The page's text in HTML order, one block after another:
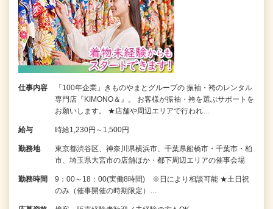
仕事内容
「100年企業」きものやまとグループの 振袖・袴のレンタル
専門店『KIMONO＆』。 お客様が振袖・袴を選ぶサポートを
お願いします。 ★店舗や周辺エリアで行われ…
給与 時給1,230円～1,500円
勤務地
東京都渋谷区、神奈川県横浜市、千葉県船橋市・千葉市・柏
市、埼玉県大宮市の店舗ほか・都下周辺エリアの催事会場
勤務時間
9：00～18：00(実働8時間) ※日により相談可能 ★土日祝
のみ（催事開催の時期限定）…